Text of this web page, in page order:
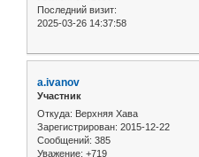
Последний визит:
2025-03-26 14:37:58
a.ivanov
Участник
Откуда: Верхняя Хава
Зарегистрирован: 2015-12-22
Сообщений: 385
Уважение: +719